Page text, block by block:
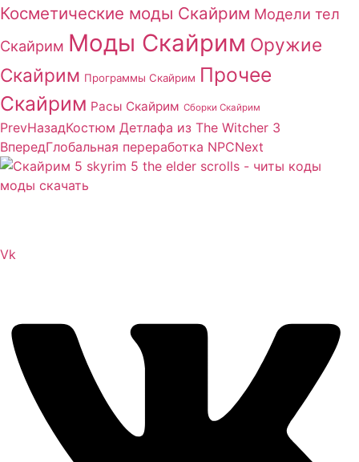
Косметические моды Скайрим Модели тел
Скайрим Моды Скайрим Оружие
Скайрим Программы Скайрим Прочее
Скайрим Расы Скайрим Сборки Скайрим
PrevНазадКостюм Детлафа из The Witcher 3
ВпередГлобальная переработка NPCNext
Vk